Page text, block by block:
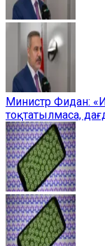
Министр Фидан:
тоқтатылмаса,